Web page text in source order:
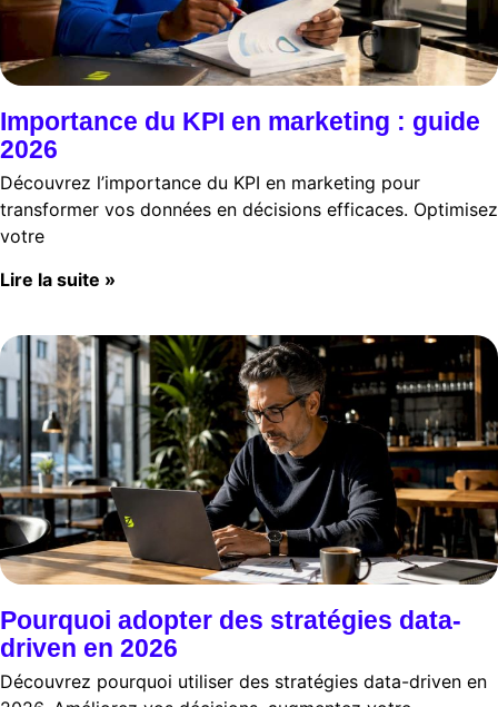
Importance du KPI en marketing : guide
2026
Découvrez l’importance du KPI en marketing pour
transformer vos données en décisions efficaces. Optimisez
votre
Lire la suite »
Pourquoi adopter des stratégies data-
driven en 2026
Découvrez pourquoi utiliser des stratégies data-driven en